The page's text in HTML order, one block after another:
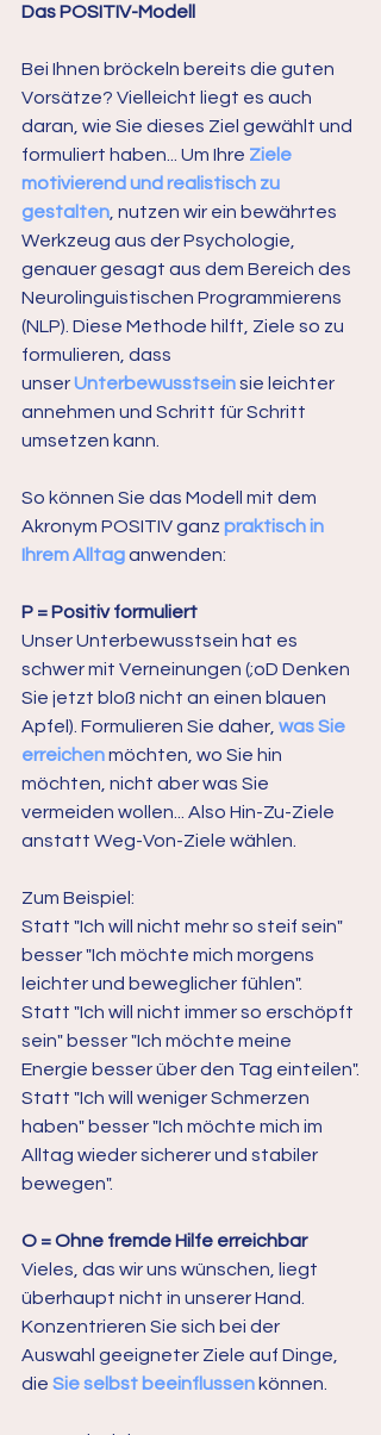
Das POSITIV-Modell
Bei Ihnen bröckeln bereits die guten
Vorsätze? Vielleicht liegt es auch
daran, wie Sie dieses Ziel gewählt und
formuliert haben... Um Ihre Ziele
motivierend und realistisch zu
gestalten , nutzen wir ein bewährtes
Werkzeug aus der Psychologie,
genauer gesagt aus dem Bereich des
Neurolinguistischen Programmierens
(NLP). Diese Methode hilft, Ziele so zu
formulieren, dass
unser Unterbewusstsein sie leichter
annehmen und Schritt für Schritt
umsetzen kann.
So können Sie das Modell mit dem
Akronym POSITIV ganz praktisch in
Ihrem Alltag anwenden:
P = Positiv formuliert
Unser Unterbewusstsein hat es
schwer mit Verneinungen (;oD Denken
Sie jetzt bloß nicht an einen blauen
Apfel). Formulieren Sie daher, was Sie
erreichen möchten, wo Sie hin
möchten, nicht aber was Sie
vermeiden wollen... Also Hin-Zu-Ziele
anstatt Weg-Von-Ziele wählen.
Zum Beispiel:
Statt "Ich will nicht mehr so steif sein"
besser "Ich möchte mich morgens
leichter und beweglicher fühlen".
Statt "Ich will nicht immer so erschöpft
sein" besser "Ich möchte meine
Energie besser über den Tag einteilen".
Statt "Ich will weniger Schmerzen
haben" besser "Ich möchte mich im
Alltag wieder sicherer und stabiler
bewegen".
O = Ohne fremde Hilfe erreichbar
Vieles, das wir uns wünschen, liegt
überhaupt nicht in unserer Hand.
Konzentrieren Sie sich bei der
Auswahl geeigneter Ziele auf Dinge,
die Sie selbst beeinflussen können.